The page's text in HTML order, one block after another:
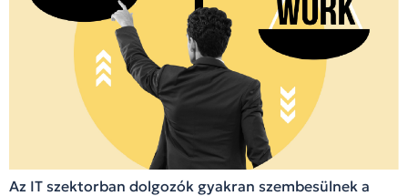
Az IT szektorban dolgozók gyakran szembesülnek a